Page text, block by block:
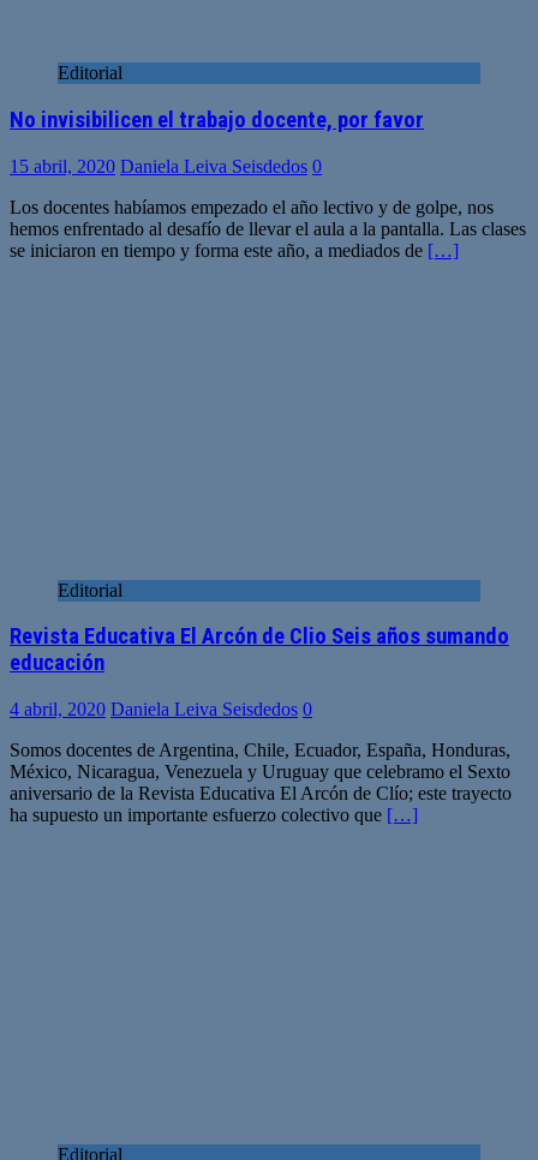
Editorial
No invisibilicen el trabajo docente, por favor
15 abril, 2020 Daniela Leiva Seisdedos 0
Los docentes habíamos empezado el año lectivo y de golpe, nos
hemos enfrentado al desafío de llevar el aula a la pantalla. Las clases
se iniciaron en tiempo y forma este año, a mediados de […]
Editorial
Revista Educativa El Arcón de Clio Seis años sumando
educación
4 abril, 2020 Daniela Leiva Seisdedos 0
Somos docentes de Argentina, Chile, Ecuador, España, Honduras,
México, Nicaragua, Venezuela y Uruguay que celebramo el Sexto
aniversario de la Revista Educativa El Arcón de Clío; este trayecto
ha supuesto un importante esfuerzo colectivo que […]
Editorial